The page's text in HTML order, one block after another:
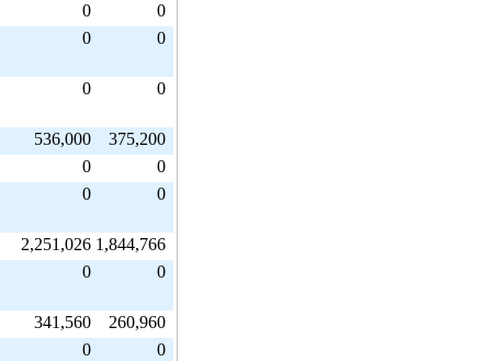
0
0
0 0
0 0
536,000
375,200
0
0
0 0
2,251,026 1,844,766
0 0
341,560
260,960
0 0